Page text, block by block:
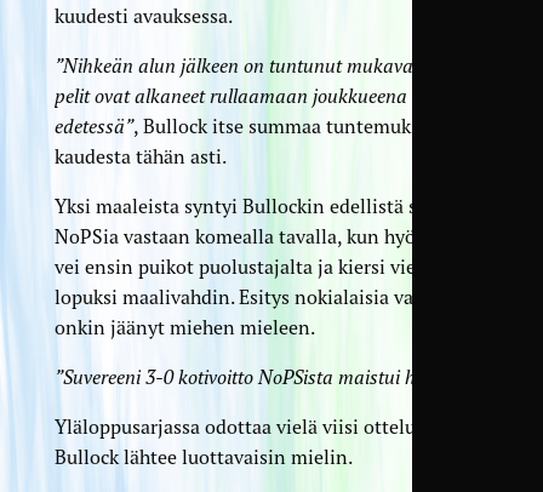
kuudesti avauksessa.
”Nihkeän alun jälkeen on tuntunut mukavalta, että
pelit ovat alkaneet rullaamaan joukkueena sarjan
edetessä”, Bullock itse summaa tuntemuksia
kaudesta tähän asti.
Yksi maaleista syntyi Bullockin edellistä seuraa
NoPSia vastaan komealla tavalla, kun hyökkääjä
vei ensin puikot puolustajalta ja kiersi vielä
lopuksi maalivahdin. Esitys nokialaisia vastaan
onkin jäänyt miehen mieleen.
”Suvereeni 3-0 kotivoitto NoPSista maistui hyvältä.”
Yläloppusarjassa odottaa vielä viisi ottelua, joihin
Bullock lähtee luottavaisin mielin.